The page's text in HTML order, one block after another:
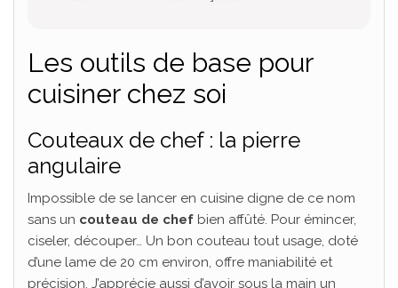
Les outils de base pour
cuisiner chez soi
Couteaux de chef : la pierre
angulaire
Impossible de se lancer en cuisine digne de ce nom
sans un couteau de chef bien affûté. Pour émincer,
ciseler, découper… Un bon couteau tout usage, doté
d’une lame de 20 cm environ, offre maniabilité et
précision. J’apprécie aussi d’avoir sous la main un